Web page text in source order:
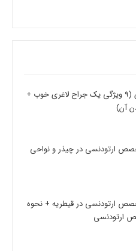
بهترین جراح لاغری (9 ویژگی یک جراح لاغری خوب +
آن)
ارتودنسی در چیذر و نواحی
ارتودنسی در قیطریه + نحوه
ارتودنسی